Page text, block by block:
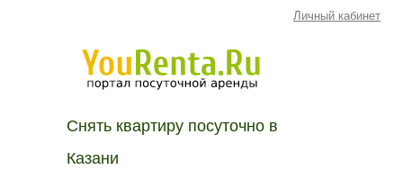
Личный кабинет
Снять квартиру посуточно в
Казани